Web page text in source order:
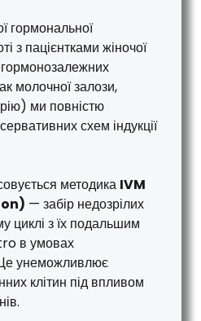
гормональної
з пацієнтками жіночої
молочної залози,
ми повністю
схем індукції
методика IVM
— забір недозрілих
циклі з їх подальшим
в умовах
унеможливлює
клітин під впливом